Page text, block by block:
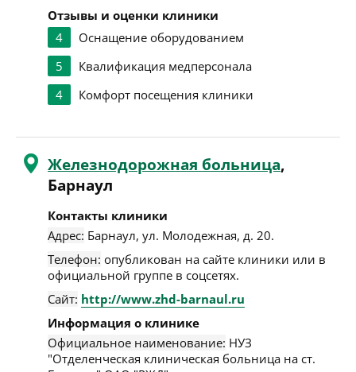
Отзывы и оценки клиники
4
Оснащение оборудованием
5
Квалификация медперсонала
4
Комфорт посещения клиники
Железнодорожная больница,
Барнаул
Контакты клиники
Адрес: Барнаул, ул. Молодежная, д. 20.
Телефон: опубликован на сайте клиники или в
официальной группе в соцсетях.
Сайт: http://www.zhd-barnaul.ru
Информация о клинике
Официальное наименование: НУЗ
"Отделенческая клиническая больница на ст.